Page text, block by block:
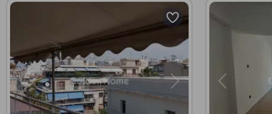
Previous Next Previous